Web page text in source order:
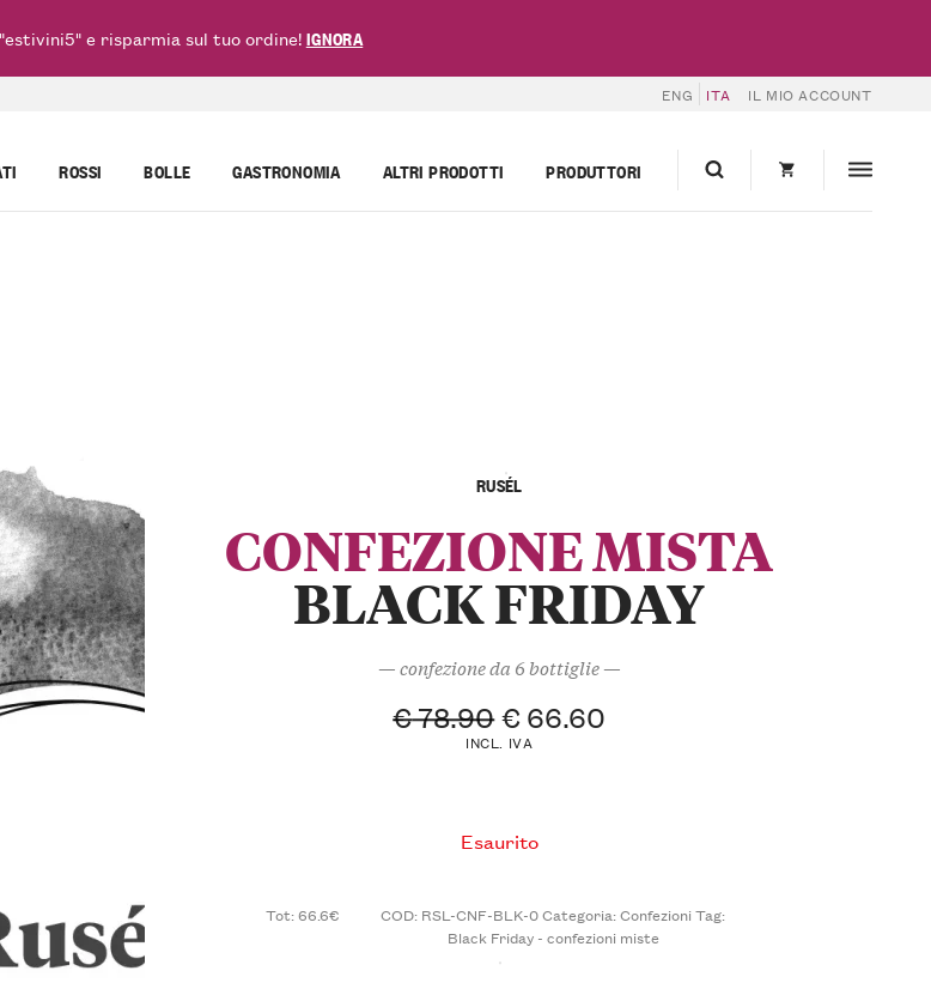
ENG ITA IL MIO ACCOUNT
ROSSI BOLLE GASTRONOMIA ALTRI PRODOTTI PRODUTTORI
RUSÉL
CONFEZIONE MISTA
BLACK FRIDAY
— confezione da 6 bottiglie —
€78.90€66.60
INCL. IVA
Esaurito
Tot: 66.6€ COD: RSL-CNF-BLK-0Categoria:ConfezioniTag:
Black Friday - confezioni miste
e risparmia sul tuo ordine!IGNORA